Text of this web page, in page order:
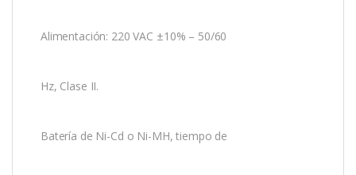
Alimentación: 220 VAC ±10% – 50/60
Hz, Clase II.
Batería de Ni-Cd o Ni-MH, tiempo de